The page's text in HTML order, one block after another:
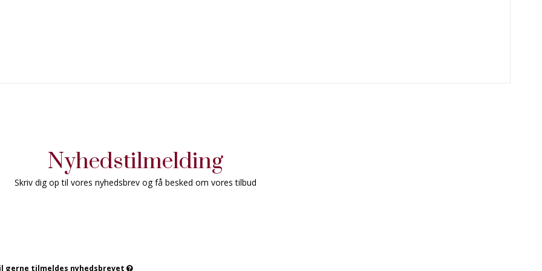
Nyhedstilmelding
Skriv dig op til vores nyhedsbrev og få besked om vores tilbud
gerne tilmeldes nyhedsbrevet